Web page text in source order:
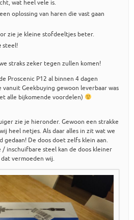
wat heel vele is.
oplossing van haren die vast gaan
zie je kleine stofdeeltjes beter.
steel!
straks zeker tegen zullen komen!
Proscenic P12 al binnen 4 dagen
Geekbuying gewoon leverbaar was
alle bijkomende voordelen)
zie je hieronder. Gewoon een strakke
heel netjes. Als daar alles in zit wat we
gedaan! De doos doet zelfs klein aan.
inschuifbare steel kan de doos kleiner
vermoeden wij.